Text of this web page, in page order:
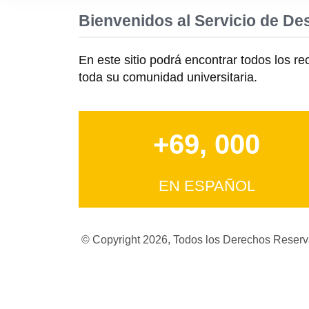
Bienvenidos al Servicio de
En este sitio podrá encontrar todos los
toda su comunidad universitaria.
+69, 000
EN ESPAÑOL
© Copyright 2026, Todos los Derechos